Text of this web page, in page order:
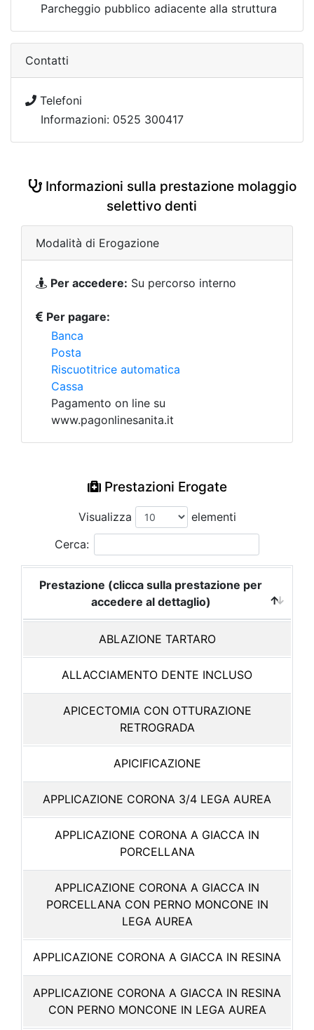
Parcheggio pubblico adiacente alla struttura
Contatti
Telefoni
Informazioni: 0525 300417
Informazioni sulla prestazione molaggio
selettivo denti
Modalità di Erogazione
Per accedere: Su percorso interno
Per pagare:
Banca
Posta
Riscuotitrice automatica
Cassa
Pagamento on line su
www.pagonlinesanita.it
Prestazioni Erogate
Visualizza
elementi
Cerca:
Prestazione (clicca sulla prestazione per
accedere al dettaglio)
ABLAZIONE TARTARO
ALLACCIAMENTO DENTE INCLUSO
APICECTOMIA CON OTTURAZIONE
RETROGRADA
APICIFICAZIONE
APPLICAZIONE CORONA 3/4 LEGA AUREA
APPLICAZIONE CORONA A GIACCA IN
PORCELLANA
APPLICAZIONE CORONA A GIACCA IN
PORCELLANA CON PERNO MONCONE IN
LEGA AUREA
APPLICAZIONE CORONA A GIACCA IN RESINA
APPLICAZIONE CORONA A GIACCA IN RESINA
CON PERNO MONCONE IN LEGA AUREA